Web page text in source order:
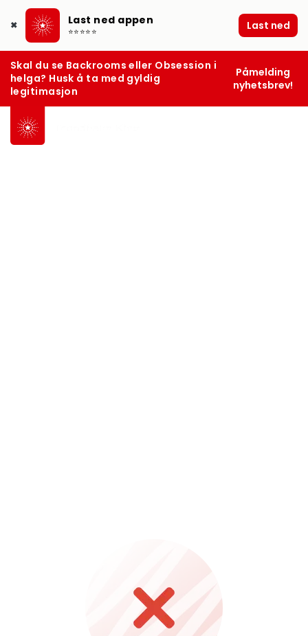
✖ Last ned appen
⭐⭐⭐⭐⭐ Last ned
Skal du se Backrooms eller Obsession i
helga? Husk å ta med gyldig
legitimasjon
Påmelding
nyhetsbrev!